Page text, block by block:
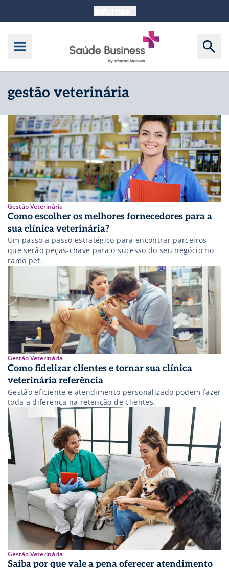
gestão veterinária
Gestão Veterinária
Como escolher os melhores fornecedores para a
sua clínica veterinária?
Um passo a passo estratégico para encontrar parceiros
que serão peças-chave para o sucesso do seu negócio no
ramo pet.
Gestão Veterinária
Como fidelizar clientes e tornar sua clínica
veterinária referência
Gestão eficiente e atendimento personalizado podem fazer
toda a diferença na retenção de clientes.
Gestão Veterinária
Saiba por que vale a pena oferecer atendimento